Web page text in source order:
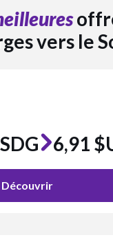
vers le
6,91
Découvrir